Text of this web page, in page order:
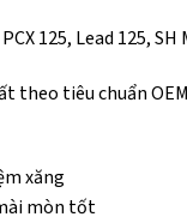
125, Lead 125, SH
theo tiêu chuẩn
xăng
mòn tốt